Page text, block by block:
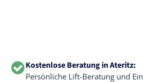
Kostenlose Beratung in Ateritz:
Persönliche Lift-Beratung und